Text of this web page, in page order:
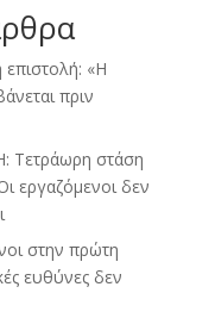
«Η
πριν
Τετράωρη στάση
εργαζόμενοι δεν
στην πρώτη
ευθύνες δεν